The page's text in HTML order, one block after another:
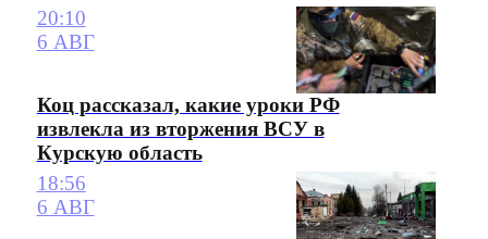
20:10
6 АВГ
Коц рассказал, какие уроки РФ
извлекла из вторжения ВСУ в
Курскую область
18:56
6 АВГ